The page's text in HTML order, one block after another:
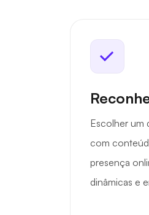
Escolher um
com
presença
dinâmicas e